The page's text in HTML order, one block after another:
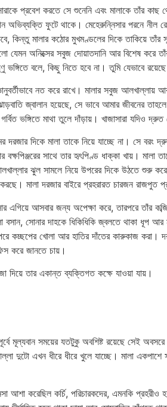
প্রবেশ করতে সে শুনেনি এবং মালাকে তাঁর
ফুটে থাকে। মেহেরুন্নিসার পরনে নীল
কিন্তু মালার কঠোর মুখমণ্ডলের দিকে তাকিয়ে
যেমন অনিক্সের সবুজ দোয়াতদানি আর বিশেষ করে
ভঙ্গিতে বলে, কিছু নিতে হবে না। তুমি যেভাবে
নত করে রাখে। মালার সবুজ
জ্বালান হয়েছে, সে ভাবে আমার জীবনের
ভঙ্গিতে মাথা তুলে দাঁড়ায়। খাজাসারা যদিও
দিকে মালা তাকে নিয়ে যাচ্ছে না। সে বরং
সাথে তার হৃৎপিণ্ড ধাক্কা খায়। মালা
ঝুল সামলে নিয়ে উপরের দিকে উঠতে
মালা দরজার বাইরে প্রহরারত চারজন রাজপুত
এগিয়ে আসবার জন্য অপেক্ষা করে, তারপরে তাঁর
সোনার দাহকে ধিকিধিকি জ্বলতে থাকা ধূপ
খোলা আর হাতির দাঁতের কারুকাজ করা।
করে জানতে চায়।
দিয়ে তার একান্ত ব্যক্তিগত কক্ষে যাওয়া যায়।
মূল্যবান সময়ের যতটুকু অবশিষ্ট রয়েছে সেই
দুটো এখন ধীরে ধীরে খুলে যাচ্ছে। মালা
আশা করেছিল কর্চি, পরিচারকদের, এমনকি